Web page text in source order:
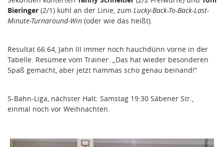
Bieringer (2/1) kühl an der Linie, zum Lucky-Back-To-Back-Last-
Minute-Turnaround-Win (oder wie das heißt).
Resultat 66:64, Jahn III immer noch hauchdünn vorne in der
Tabelle. Resümee vom Trainer: „Das hat wieder besonderen
Spaß gemacht, aber jetzt hammas scho genau beinand!“
S-Bahn-Liga, nächster Halt: Samstag 19:30 Säbener Str.,
einmal noch vor Weihnachten.